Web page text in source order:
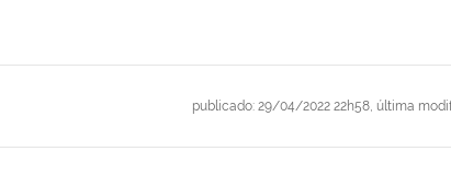
publicado: 29/04/2022 22h58, última